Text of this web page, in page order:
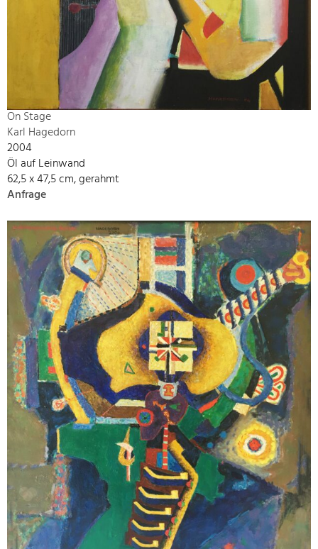
On Stage
Karl Hagedorn
2004
Öl auf Leinwand
62,5 x 47,5 cm, gerahmt
Anfrage